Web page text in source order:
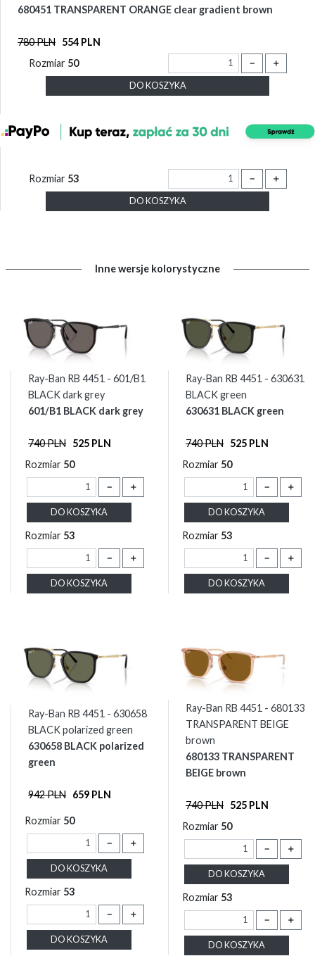
680451 TRANSPARENT ORANGE clear gradient brown
780 PLN 554 PLN
Rozmiar 50 － ＋
DO KOSZYKA
Rozmiar 53 － ＋
DO KOSZYKA
Inne wersje kolorystyczne
Ray-Ban RB 4451 - 601/B1
BLACK dark grey
601/B1 BLACK dark grey
740 PLN 525 PLN
Rozmiar 50
－ ＋
DO KOSZYKA
Rozmiar 53
－ ＋
DO KOSZYKA
Ray-Ban RB 4451 - 630631
BLACK green
630631 BLACK green
740 PLN 525 PLN
Rozmiar 50
－ ＋
DO KOSZYKA
Rozmiar 53
－ ＋
DO KOSZYKA
Ray-Ban RB 4451 - 630658
BLACK polarized green
630658 BLACK polarized
green
942 PLN 659 PLN
Rozmiar 50
－ ＋
DO KOSZYKA
Rozmiar 53
－ ＋
DO KOSZYKA
Ray-Ban RB 4451 - 680133
TRANSPARENT BEIGE
brown
680133 TRANSPARENT
BEIGE brown
740 PLN 525 PLN
Rozmiar 50
－ ＋
DO KOSZYKA
Rozmiar 53
－ ＋
DO KOSZYKA